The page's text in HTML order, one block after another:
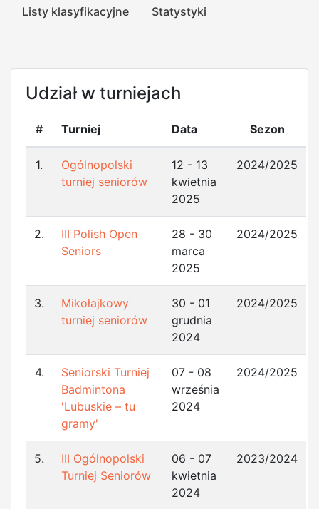
Listy klasyfikacyjne Statystyki
Udział w turniejach
# Turniej Data Sezon
1.
Ogólnopolski
turniej seniorów
12 - 13
kwietnia
2025
2024/2025
2.
III Polish Open
Seniors
28 - 30
marca
2025
2024/2025
3.
Mikołajkowy
turniej seniorów
30 - 01
grudnia
2024
2024/2025
4.
Seniorski Turniej
Badmintona
'Lubuskie – tu
gramy'
07 - 08
września
2024
2024/2025
5.
III Ogólnopolski
Turniej Seniorów
06 - 07
kwietnia
2024
2023/2024